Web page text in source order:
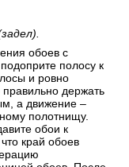
обоев с
полосу к
и ровно
держать
а движение –
полотнищу.
обои к
край обоев